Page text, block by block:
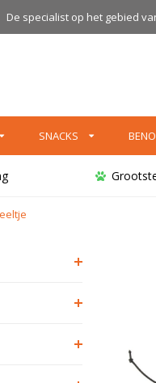
De specialist op het gebied
SNACKS